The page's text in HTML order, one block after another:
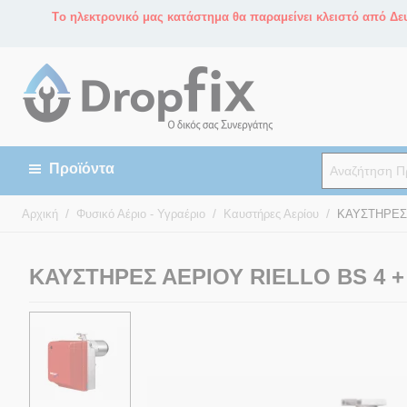
Tο ηλεκτρονικό μας κατάστημα θα παραμείνει κλειστό από
Αρχική / Φυσικό Αέριο - Υγραέριο / Καυστήρες Αερίου / ΚΑΥΣΤΗΡΕΣ
ΚΑΥΣΤΗΡΕΣ ΑΕΡΙΟΥ RIELLO BS 4 +